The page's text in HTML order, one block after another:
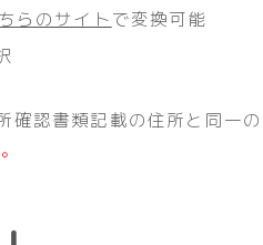
らのサイトで変換可能
確認書類記載の住所と同一の